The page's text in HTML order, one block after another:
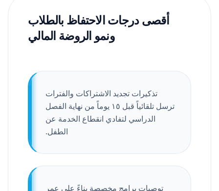
أقصى درجات الاحتفاظ بالطلاب
ونمو الروضة المالي
تذكيرات تجديد الاشتراكات والفترات
ترسل تلقائياً قبل ١٥ يوماً من نهاية الفصل
الدراسي لتفادي انقطاع الخدمة عن
الطفل.
توصيات برامج مخصصة بناءً على عمر